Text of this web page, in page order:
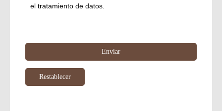
el tratamiento de datos.